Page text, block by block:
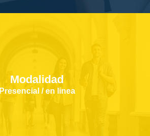
Modalidad
Presencial / en linea